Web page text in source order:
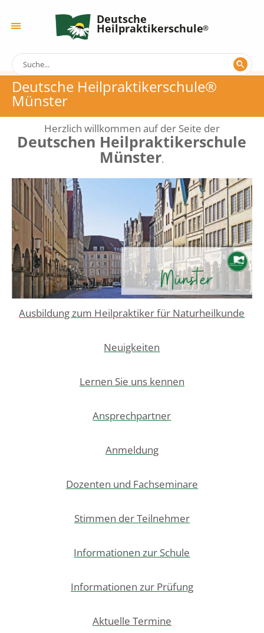
Deutsche
Heilpraktikerschule
Deutsche Heilpraktikerschule®
Münster
Herzlich willkommen auf der Seite der
Deutschen Heilpraktikerschule
Münster.
Ausbildung zum Heilpraktiker für Naturheilkunde
Neuigkeiten
Lernen Sie uns kennen
Ansprechpartner
Anmeldung
Dozenten und Fachseminare
Stimmen der Teilnehmer
Informationen zur Schule
Informationen zur Prüfung
Aktuelle Termine